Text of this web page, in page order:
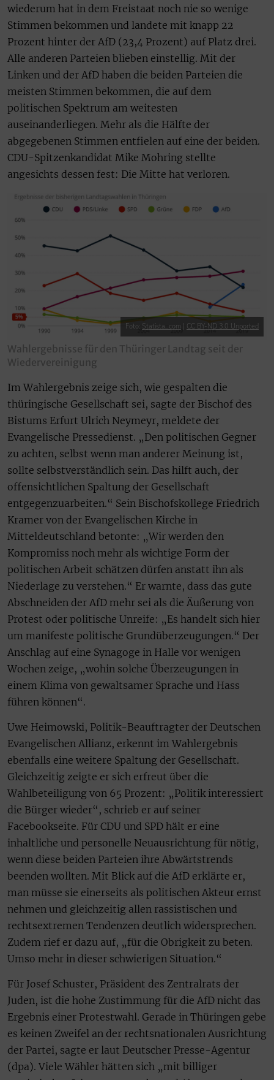
wiederum hat in dem Freistaat noch nie so wenige
Stimmen bekommen und landete mit knapp 22
Prozent hinter der AfD (23,4 Prozent) auf Platz drei.
Alle anderen Parteien blieben einstellig. Mit der
Linken und der AfD haben die beiden Parteien die
meisten Stimmen bekommen, die auf dem
politischen Spektrum am weitesten
auseinanderliegen. Mehr als die Hälfte der
abgegebenen Stimmen entfielen auf eine der beiden.
CDU-Spitzenkandidat Mike Mohring stellte
angesichts dessen fest: Die Mitte hat verloren.
Foto: Statista_com CC BY-ND 3.0 Unported
Wahlergebnisse für den Thüringer Landtag seit der
Wiedervereinigung
Im Wahlergebnis zeige sich, wie gespalten die
thüringische Gesellschaft sei, sagte der Bischof des
Bistums Erfurt Ulrich Neymeyr, meldete der
Evangelische Pressedienst. „Den politischen Gegner
zu achten, selbst wenn man anderer Meinung ist,
sollte selbstverständlich sein. Das hilft auch, der
offensichtlichen Spaltung der Gesellschaft
entgegenzuarbeiten.“ Sein Bischofskollege Friedrich
Kramer von der Evangelischen Kirche in
Mitteldeutschland betonte: „Wir werden den
Kompromiss noch mehr als wichtige Form der
politischen Arbeit schätzen dürfen anstatt ihn als
Niederlage zu verstehen.“ Er warnte, dass das gute
Abschneiden der AfD mehr sei als die Äußerung von
Protest oder politische Unreife: „Es handelt sich hier
um manifeste politische Grundüberzeugungen.“ Der
Anschlag auf eine Synagoge in Halle vor wenigen
Wochen zeige, „wohin solche Überzeugungen in
einem Klima von gewaltsamer Sprache und Hass
führen können“.
Uwe Heimowski, Politik-Beauftragter der Deutschen
Evangelischen Allianz, erkennt im Wahlergebnis
ebenfalls eine weitere Spaltung der Gesellschaft.
Gleichzeitig zeigte er sich erfreut über die
Wahlbeteiligung von 65 Prozent: „Politik interessiert
die Bürger wieder“, schrieb er auf seiner
Facebookseite. Für CDU und SPD hält er eine
inhaltliche und personelle Neuausrichtung für nötig,
wenn diese beiden Parteien ihre Abwärtstrends
beenden wollten. Mit Blick auf die AfD erklärte er,
man müsse sie einerseits als politischen Akteur ernst
nehmen und gleichzeitig allen rassistischen und
rechtsextremen Tendenzen deutlich widersprechen.
Zudem rief er dazu auf, „für die Obrigkeit zu beten.
Umso mehr in dieser schwierigen Situation.“
Für Josef Schuster, Präsident des Zentralrats der
Juden, ist die hohe Zustimmung für die AfD nicht das
Ergebnis einer Protestwahl. Gerade in Thüringen gebe
es keinen Zweifel an der rechtsnationalen Ausrichtung
der Partei, sagte er laut Deutscher Presse-Agentur
(dpa). Viele Wähler hätten sich „mit billiger